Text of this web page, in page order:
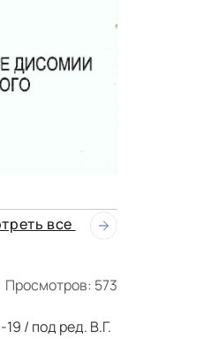
все
Просмотров: 573
/ под ред. В.Г.